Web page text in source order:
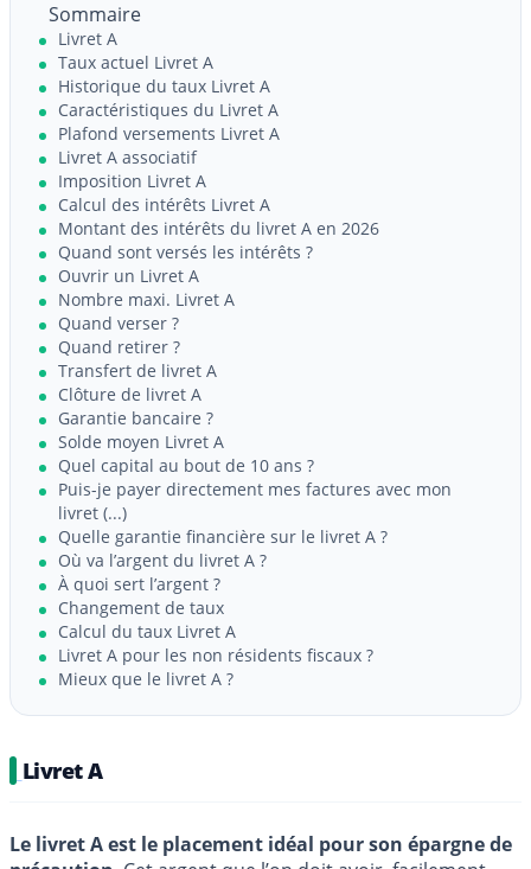
Sommaire
Livret A
Taux actuel Livret A
Historique du taux Livret A
Caractéristiques du Livret A
Plafond versements Livret A
Livret A associatif
Imposition Livret A
Calcul des intérêts Livret A
Montant des intérêts du livret A en 2026
Quand sont versés les intérêts ?
Ouvrir un Livret A
Nombre maxi. Livret A
Quand verser ?
Quand retirer ?
Transfert de livret A
Clôture de livret A
Garantie bancaire ?
Solde moyen Livret A
Quel capital au bout de 10 ans ?
Puis-je payer directement mes factures avec mon
livret (...)
Quelle garantie financière sur le livret A ?
Où va l’argent du livret A ?
À quoi sert l’argent ?
Changement de taux
Calcul du taux Livret A
Livret A pour les non résidents fiscaux ?
Mieux que le livret A ?
Livret A
Le livret A est le placement idéal pour son épargne de